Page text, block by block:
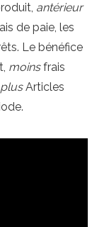
antérieur
de paie, les
Le bénéfice
moinsfrais
plusArticles